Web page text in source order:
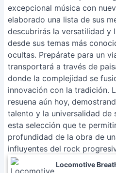
excepcional música con
elaborado una lista de sus
descubrirás la versatilidad y
desde sus temas más
ocultas. Prepárate para un
transportará a través de
donde la complejidad se
innovación con la tradición.
resuena aún hoy,
talento y la universalidad de
esta selección que te
profundidad de la obra de
influyentes del rock
Locomotive